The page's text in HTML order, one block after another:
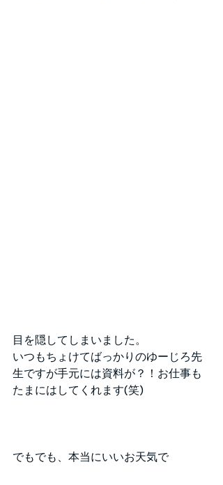
目を隠してしまいました。
いつもちょけてばっかりのゆーじろ先
生ですが手元には資料が？！お仕事も
たまにはしてくれます(笑)
でもでも、本当にいいお天気で